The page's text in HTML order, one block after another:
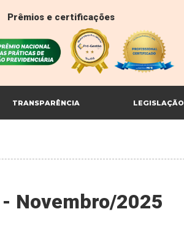
Prêmios e certificações
TRANSPARÊNCIA LEGISLAÇÃO
Novembro/2025